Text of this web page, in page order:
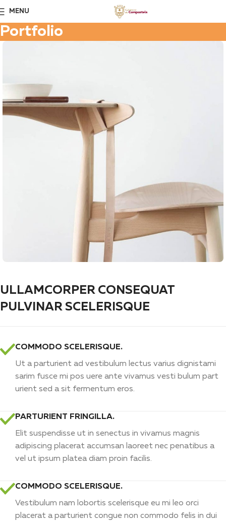
MENU
Portfolio
ULLAMCORPER CONSEQUAT
PULVINAR SCELERISQUE
COMMODO SCELERISQUE.
Ut a parturient ad vestibulum lectus varius dignistami
sarim fusce mi pos uere ante vivamus vesti bulum part
urient sed a sit fermentum eros.
PARTURIENT FRINGILLA.
Elit suspendisse ut in senectus in vivamus magnis
adipiscing placerat accumsan laoreet nec penatibus a
vel ut ipsum platea diam proin facilis.
COMMODO SCELERISQUE.
Vestibulum nam lobortis scelerisque eu mi leo orci
placerat a parturient congue non commodo felis in dui